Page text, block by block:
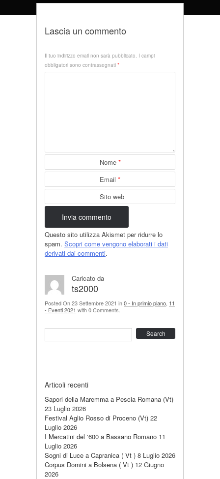
Lascia un commento
Il tuo indirizzo email non sarà pubblicato. I campi
obbligatori sono contrassegnati *
Nome *
Email *
Sito web
Questo sito utilizza Akismet per ridurre lo
spam. Scopri come vengono elaborati i dati
derivati dai commenti.
Caricato da
ts2000
Posted On 23 Settembre 2021 in0 - In primio piano 11
- Eventi 2021 with 0 Comments.
Articoli recenti
Sapori della Maremma a Pescia Romana (Vt)
23 Luglio 2026
Festival Aglio Rosso di Proceno (Vt) 22
Luglio 2026
I Mercatini del ‘600 a Bassano Romano 11
Luglio 2026
Sogni di Luce a Capranica ( Vt ) 8 Luglio 2026
Corpus Domini a Bolsena ( Vt ) 12 Giugno
2026